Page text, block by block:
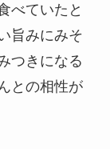
べていたと
旨みにみそ
つきになる
との相性が